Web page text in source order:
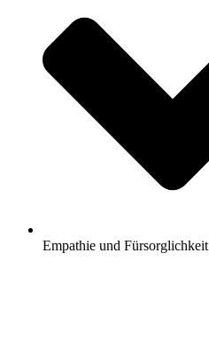
Empathie und Fürsorglichkeit